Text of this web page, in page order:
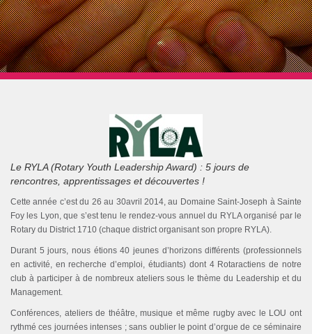
Le RYLA (Rotary Youth Leadership Award) : 5 jours de
rencontres, apprentissages et découvertes !
Cette année c’est du 26 au 30avril 2014, au Domaine Saint-Joseph à Sainte
Foy les Lyon, que s’est tenu le rendez-vous annuel du RYLA organisé par le
Rotary du District 1710 (chaque district organisant son propre RYLA).
Durant 5 jours, nous étions 40 jeunes d’horizons différents (professionnels
en activité, en recherche d’emploi, étudiants) dont 4 Rotaractiens de notre
club à participer à de nombreux ateliers sous le thème du Leadership et du
Management.
Conférences, ateliers de théâtre, musique et même rugby avec le LOU ont
rythmé ces journées intenses ; sans oublier le point d’orgue de ce séminaire